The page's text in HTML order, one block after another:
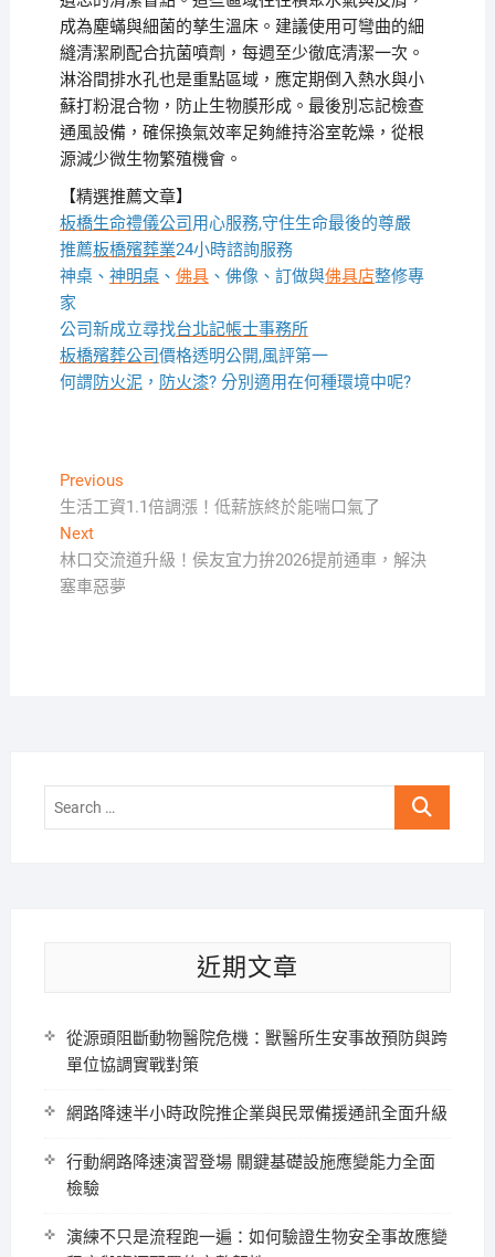
成為塵蟎與細菌的孳生溫床。建議使用可彎曲的細
縫清潔刷配合抗菌噴劑，每週至少徹底清潔一次。
淋浴間排水孔也是重點區域，應定期倒入熱水與小
蘇打粉混合物，防止生物膜形成。最後別忘記檢查
通風設備，確保換氣效率足夠維持浴室乾燥，從根
源減少微生物繁殖機會。
【精選推薦文章】
板橋生命禮儀公司用心服務,守住生命最後的尊嚴
推薦板橋殯葬業24小時諮詢服務
神桌、 神明桌、 佛具、佛像、訂做與佛具店整修專
家
公司新成立尋找台北記帳士事務所
板橋殯葬公司價格透明公開,風評第一
何謂防火泥， 防火漆? 分別適用在何種環境中呢?
文
章
導
覽
PreviousPrevious
post:
生活工資1.1倍調漲！低薪族終於能喘口氣了
NextNext
post:
林口交流道升級！侯友宜力拚2026提前通車，解決
塞車惡夢
Search
近期文章
從源頭阻斷動物醫院危機：獸醫所生安事故預防與跨
單位協調實戰對策
網路降速半小時政院推企業與民眾備援通訊全面升級
行動網路降速演習登場 關鍵基礎設施應變能力全面
檢驗
演練不只是流程跑一遍：如何驗證生物安全事故應變